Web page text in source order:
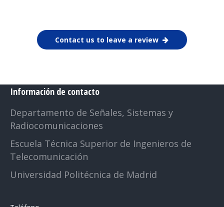
Contact us to leave a review
Información de contacto
Departamento de Señales, Sistemas y
Radiocomunicaciones
Escuela Técnica Superior de Ingenieros de
Telecomunicación
Universidad Politécnica de Madrid